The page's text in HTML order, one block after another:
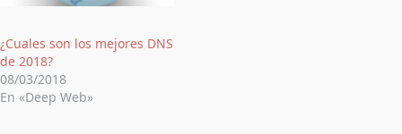
¿Cuales son los mejores DNS
de 2018?
08/03/2018
En «Deep Web»